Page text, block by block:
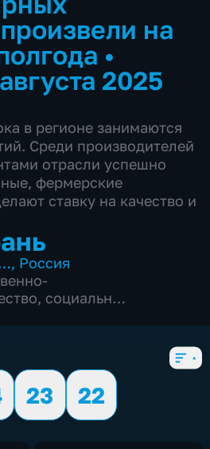
на
•
2025
в регионе занимаются
Среди производителей
отрасли успешно
фермерские
ставку на качество и
, Россия
, социально-
23
22